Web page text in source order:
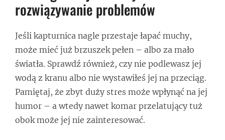
rozwiązywanie problemów
Jeśli kapturnica nagle przestaje łapać muchy,
może mieć już brzuszek pełen – albo za mało
światła. Sprawdź również, czy nie podlewasz jej
wodą z kranu albo nie wystawiłeś jej na przeciąg.
Pamiętaj, że zbyt duży stres może wpłynąć na jej
humor – a wtedy nawet komar przelatujący tuż
obok może jej nie zainteresować.